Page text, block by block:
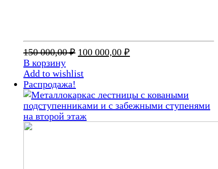
150 000,00₽ Первоначальная
составляла
000,00 ₽.
100 000,00 ₽
В корзину
Add to wishlist
Распродажа!